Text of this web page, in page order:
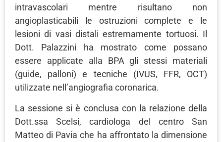
intravascolari mentre risultano non
angioplasticabili le ostruzioni complete e le
lesioni di vasi distali estremamente tortuosi. Il
Dott. Palazzini ha mostrato come possano
essere applicate alla BPA gli stessi materiali
(guide, palloni) e tecniche (IVUS, FFR, OCT)
utilizzate nell’angiografia coronarica.
La sessione si è conclusa con la relazione della
Dott.ssa Scelsi, cardiologa del centro San
Matteo di Pavia che ha affrontato la dimensione